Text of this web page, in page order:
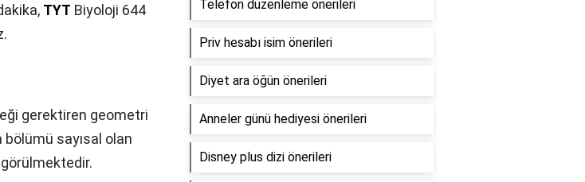
TYT Biyoloji 644
gerektiren geometri
bölümü sayısal olan
Telefon düzenleme önerileri
Priv hesabı isim önerileri
Diyet ara öğün önerileri
Anneler günü hediyesi önerileri
Disney plus dizi önerileri